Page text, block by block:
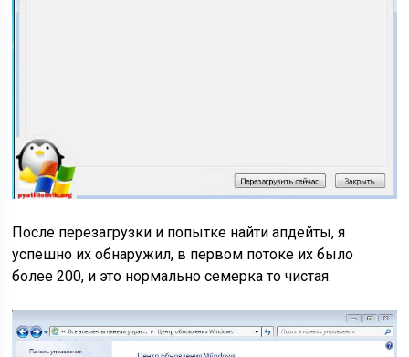
После перезагрузки и попытке найти апдейты, я
успешно их обнаружил, в первом потоке их было
более 200, и это нормально семерка то чистая.